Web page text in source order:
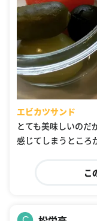
エビカツサンド
とても美味しいのだ
感じてしまうところ
こ